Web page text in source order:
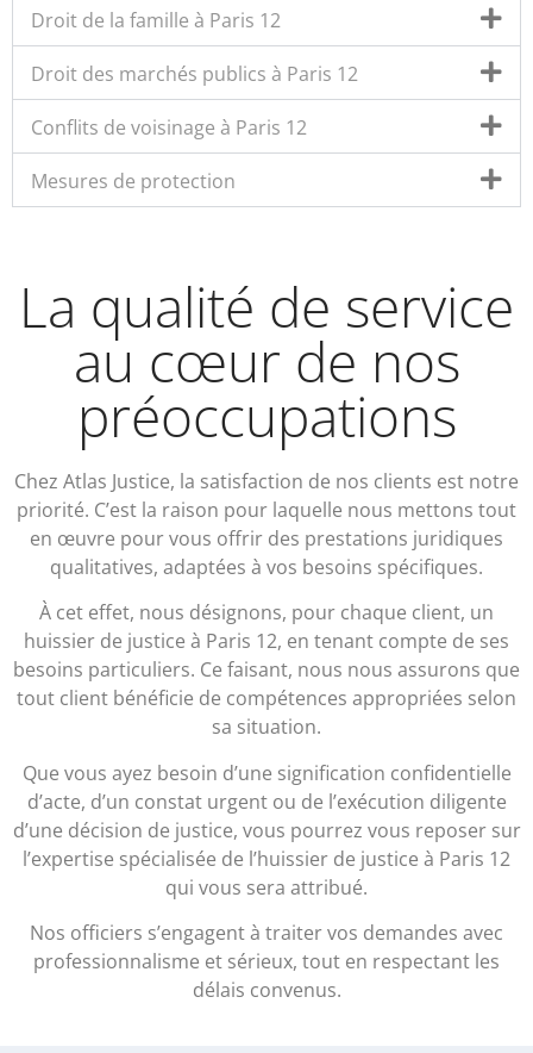
Droit de la famille à Paris 12
Droit des marchés publics à Paris 12
Conflits de voisinage à Paris 12
Mesures de protection
La qualité de service
au cœur de nos
préoccupations
Chez Atlas Justice, la satisfaction de nos clients est notre
priorité. C’est la raison pour laquelle nous mettons tout
en œuvre pour vous offrir des prestations juridiques
qualitatives, adaptées à vos besoins spécifiques.
À cet effet, nous désignons, pour chaque client, un
huissier de justice à Paris 12, en tenant compte de ses
besoins particuliers. Ce faisant, nous nous assurons que
tout client bénéficie de compétences appropriées selon
sa situation.
Que vous ayez besoin d’une signification confidentielle
d’acte, d’un constat urgent ou de l’exécution diligente
d’une décision de justice, vous pourrez vous reposer sur
l’expertise spécialisée de l’huissier de justice à Paris 12
qui vous sera attribué.
Nos officiers s’engagent à traiter vos demandes avec
professionnalisme et sérieux, tout en respectant les
délais convenus.